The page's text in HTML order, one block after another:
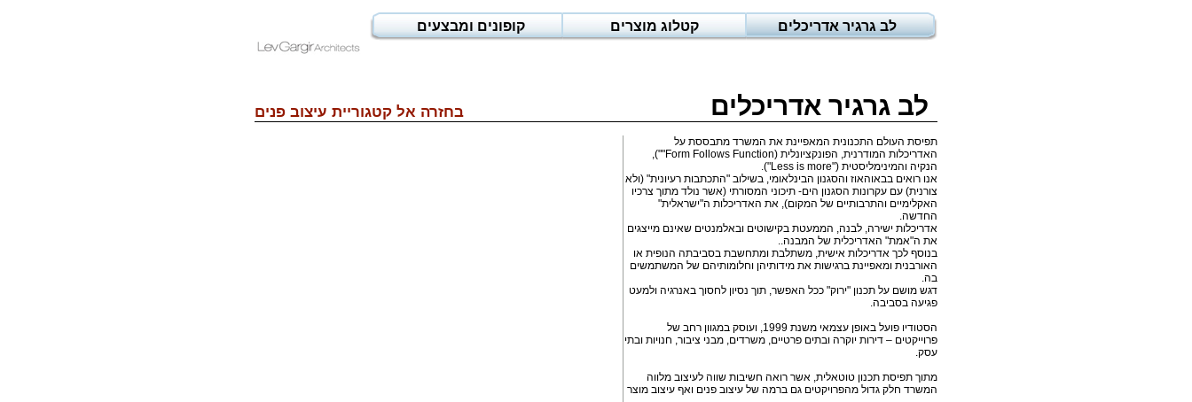
לב גרגיר אדריכלים קטלוג מוצרים קופונים ומבצעים
לב גרגיר אדריכלים בחזרה אל קטגוריית עיצוב פנים
תפיסת העולם התכנונית המאפיינת את המשרד מתבססת על
האדריכלות המודרנית, הפונקציונלית (Form Follows Function""),
הנקיה והמינימליסטית ("Less is more").
אנו רואים בבאוהאוז והסגנון הבינלאומי, בשילוב "התכתבות רעיונית" (ולא
צורנית) עם עקרונות הסגנון הים- תיכוני המסורתי (אשר נולד מתוך צרכיו
האקלימיים והתרבותיים של המקום), את האדריכלות ה"ישראלית"
החדשה.
אדריכלות ישירה, לבנה, הממעטת בקישוטים ובאלמנטים שאינם מייצגים
את ה"אמת" האדריכלית של המבנה..
בנוסף לכך אדריכלות אישית, משתלבת ומתחשבת בסביבתה הנופית או
האורבנית ומאפיינת ברגישות את מידותיהן וחלומותיהם של המשתמשים
בה.
דגש מושם על תכנון "ירוק" ככל האפשר, תוך נסיון לחסוך באנרגיה ולמעט
פגיעה בסביבה.
הסטודיו פועל באופן עצמאי משנת 1999, ועוסק במגוון רחב של
פרוייקטים – דירות יוקרה ובתים פרטיים, משרדים, מבני ציבור, חנויות ובתי
עסק.
מתוך תפיסת תכנון טוטאלית, אשר רואה חשיבות שווה לעיצוב מלווה
המשרד חלק גדול מהפרויקטים גם ברמה של עיצוב פנים ואף עיצוב מוצר